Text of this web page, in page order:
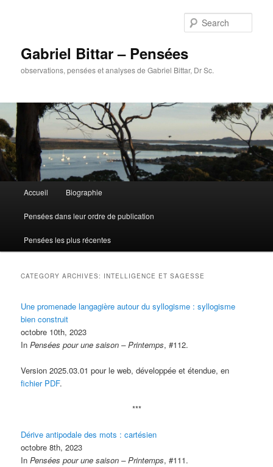
Gabriel Bittar – Pensées
observations, pensées et analyses de Gabriel Bittar, Dr Sc.
Skip to primary content
Skip to secondary content
Accueil Biographie
Pensées dans leur ordre de publication
Pensées les plus récentes
CATEGORY ARCHIVES: INTELLIGENCE ET SAGESSE
Une promenade langagière autour du syllogisme : syllogisme
bien construit
octobre 10th, 2023
InPensées pour une saison – Printemps, #112.
Version 2025.03.01 pour le web, développée et étendue, en
fichier PDF.
***
Dérive antipodale des mots : cartésien
octobre 8th, 2023
InPensées pour une saison – Printemps, #111.